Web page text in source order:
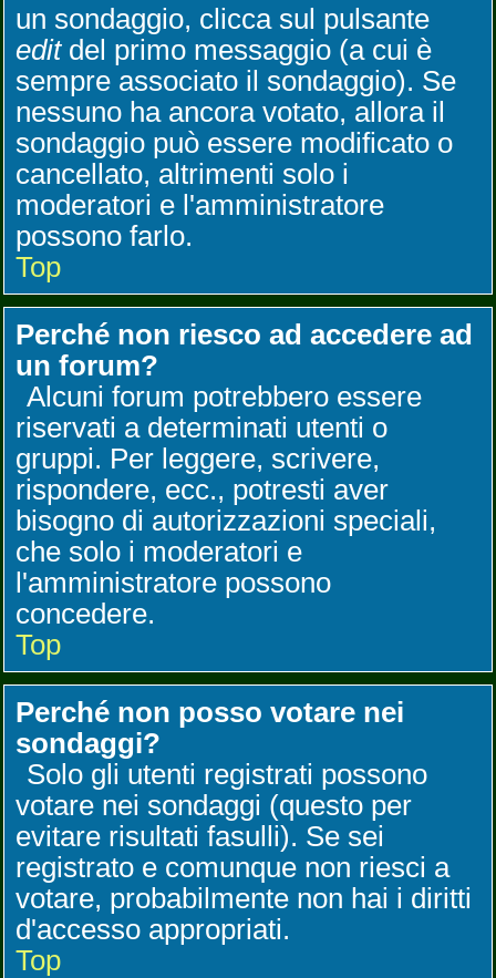
un sondaggio, clicca sul pulsante
editdel primo messaggio (a cui è
sempre associato il sondaggio). Se
nessuno ha ancora votato, allora il
sondaggio può essere modificato o
cancellato, altrimenti solo i
moderatori e l'amministratore
possono farlo.
Top
Perché non riesco ad accedere ad
un forum?
Alcuni forum potrebbero essere
riservati a determinati utenti o
gruppi. Per leggere, scrivere,
rispondere, ecc., potresti aver
bisogno di autorizzazioni speciali,
che solo i moderatori e
l'amministratore possono
concedere.
Top
Perché non posso votare nei
sondaggi?
Solo gli utenti registrati possono
votare nei sondaggi (questo per
evitare risultati fasulli). Se sei
registrato e comunque non riesci a
votare, probabilmente non hai i diritti
d'accesso appropriati.
Top